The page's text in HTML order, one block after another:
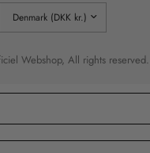
country/region
Webshop, All rights reserved.